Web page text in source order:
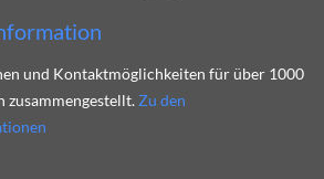
und Kontaktmöglichkeiten für über 1000
Zu den